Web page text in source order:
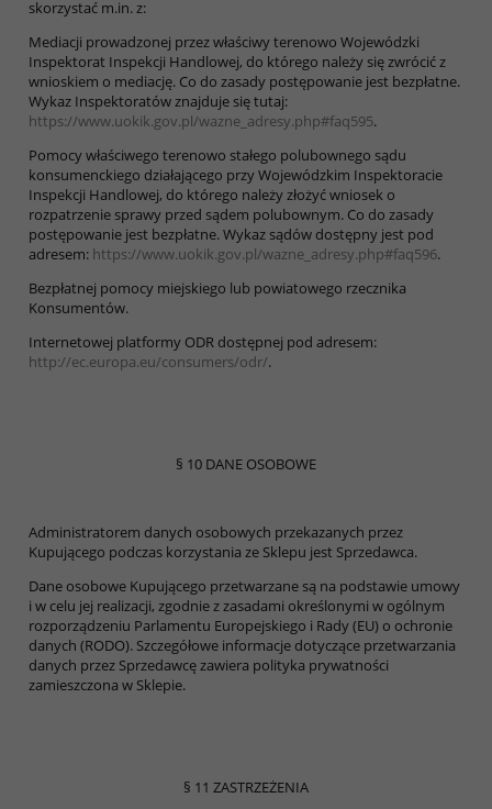
skorzystać m.in. z:
Mediacji prowadzonej przez właściwy terenowo Wojewódzki
Inspektorat Inspekcji Handlowej, do którego należy się zwrócić z
wnioskiem o mediację. Co do zasady postępowanie jest bezpłatne.
Wykaz Inspektoratów znajduje się tutaj:
https://www.uokik.gov.pl/wazne_adresy.php#faq595.
Pomocy właściwego terenowo stałego polubownego sądu
konsumenckiego działającego przy Wojewódzkim Inspektoracie
Inspekcji Handlowej, do którego należy złożyć wniosek o
rozpatrzenie sprawy przed sądem polubownym. Co do zasady
postępowanie jest bezpłatne. Wykaz sądów dostępny jest pod
adresem: https://www.uokik.gov.pl/wazne_adresy.php#faq596.
Bezpłatnej pomocy miejskiego lub powiatowego rzecznika
Konsumentów.
Internetowej platformy ODR dostępnej pod adresem:
http://ec.europa.eu/consumers/odr/.
§ 10 DANE OSOBOWE
Administratorem danych osobowych przekazanych przez
Kupującego podczas korzystania ze Sklepu jest Sprzedawca.
Dane osobowe Kupującego przetwarzane są na podstawie umowy
i w celu jej realizacji, zgodnie z zasadami określonymi w ogólnym
rozporządzeniu Parlamentu Europejskiego i Rady (EU) o ochronie
danych (RODO). Szczegółowe informacje dotyczące przetwarzania
danych przez Sprzedawcę zawiera polityka prywatności
zamieszczona w Sklepie.
§ 11 ZASTRZEŻENIA